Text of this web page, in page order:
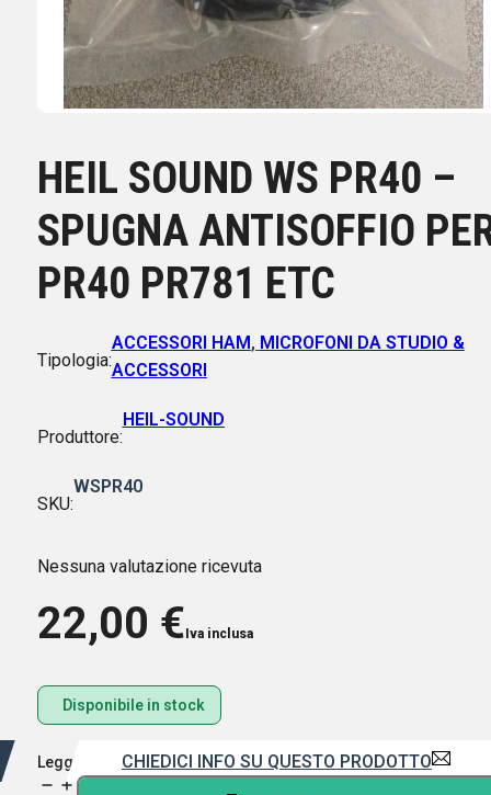
HEIL SOUND WS PR40 –
SPUGNA ANTISOFFIO
PR40 PR781 ETC
Tipologia:
ACCESSORI HAM, MICROFONI DA STUDIO &
ACCESSORI
Produttore:
HEIL-SOUND
SKU:
WSPR40
Nessuna valutazione ricevuta
22,00 € Iva inclusa
Disponibile in stock
Leggi di più CHIEDICI INFO SU QUESTO PRODOTTO
HEIL